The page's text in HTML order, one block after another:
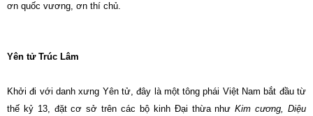
ơn quốc vương, ơn thí chủ.
Yên tử Trúc Lâm
Khởi đi với danh xưng Yên tử, đây là một tông phái Việt Nam bắt đầu từ
thế kỷ 13, đặt cơ sở trên các bộ kinh Ðại thừa nhưKim cương, Diệu